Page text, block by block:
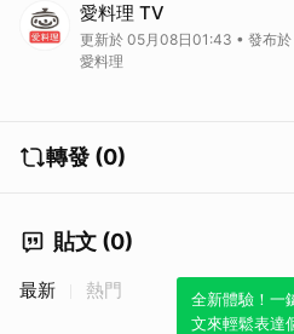
統滋味！
若對該食譜有任何疑問，請到原始文
完整食譜這邊看：
愛料理 TV
更新於 05月08日01:43 • 發布
愛料理
轉發 (0)
貼文 (0)
全新體驗！一
文來輕鬆表達
最新 熱門